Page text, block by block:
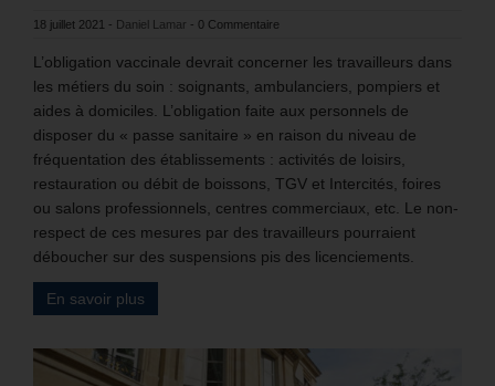
18 juillet 2021 - Daniel Lamar - 0 Commentaire
L’obligation vaccinale devrait concerner les travailleurs dans
les métiers du soin : soignants, ambulanciers, pompiers et
aides à domiciles. L’obligation faite aux personnels de
disposer du « passe sanitaire » en raison du niveau de
fréquentation des établissements : activités de loisirs,
restauration ou débit de boissons, TGV et Intercités, foires
ou salons professionnels, centres commerciaux, etc. Le non-
respect de ces mesures par des travailleurs pourraient
déboucher sur des suspensions pis des licenciements.
En savoir plus